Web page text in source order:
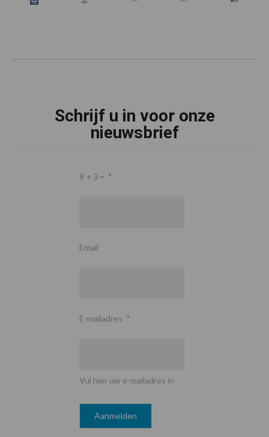
Schrijf u in voor onze
nieuwsbrief
8 + 3 = *
Email
E-mailadres *
Vul hier uw e-mailadres in